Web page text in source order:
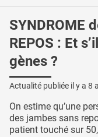
SYNDROME
REPOS : Et
gènes ?
Actualité publiée il y a 8
On estime qu’une
des jambes sans
patient touché sur